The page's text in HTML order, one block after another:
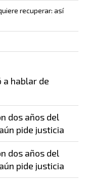
recuperar: así
a hablar de
dos años del
pide justicia
dos años del
pide justicia